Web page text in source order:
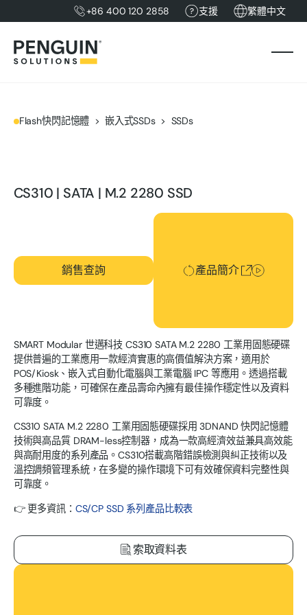
+86 400 120 2858 支援 繁體中文
Flash快閃記憶體 嵌入式SSDs SSDs
CS310 | SATA | M.2 2280 SSD
銷售查詢 產品簡介
產品簡介
SMART Modular 世邁科技 CS310 SATA M.2 2280 工業用固態硬碟
提供普遍的工業應用一款經濟實惠的高價值解決方案，適用於
POS/Kiosk、嵌入式自動化電腦與工業電腦 IPC 等應用。透過搭載
多種進階功能，可確保在產品壽命內擁有最佳操作穩定性以及資料
可靠度。
CS310 SATA M.2 2280 工業用固態硬碟採用 3DNAND 快閃記憶體
技術與高品質 DRAM-less控制器，成為一款高經濟效益兼具高效能
與高耐用度的系列產品。CS310搭載高階錯誤檢測與糾正技術以及
溫控調頻管理系統，在多變的操作環境下可有效確保資料完整性與
可靠度。
👉 更多資訊： CS/CP SSD 系列產品比較表
索取資料表
下載